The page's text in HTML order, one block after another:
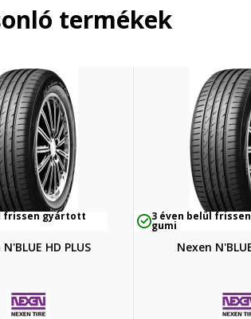
termékek
frissen gyártott
HD PLUS
3 éven belül
gumi
Nexen